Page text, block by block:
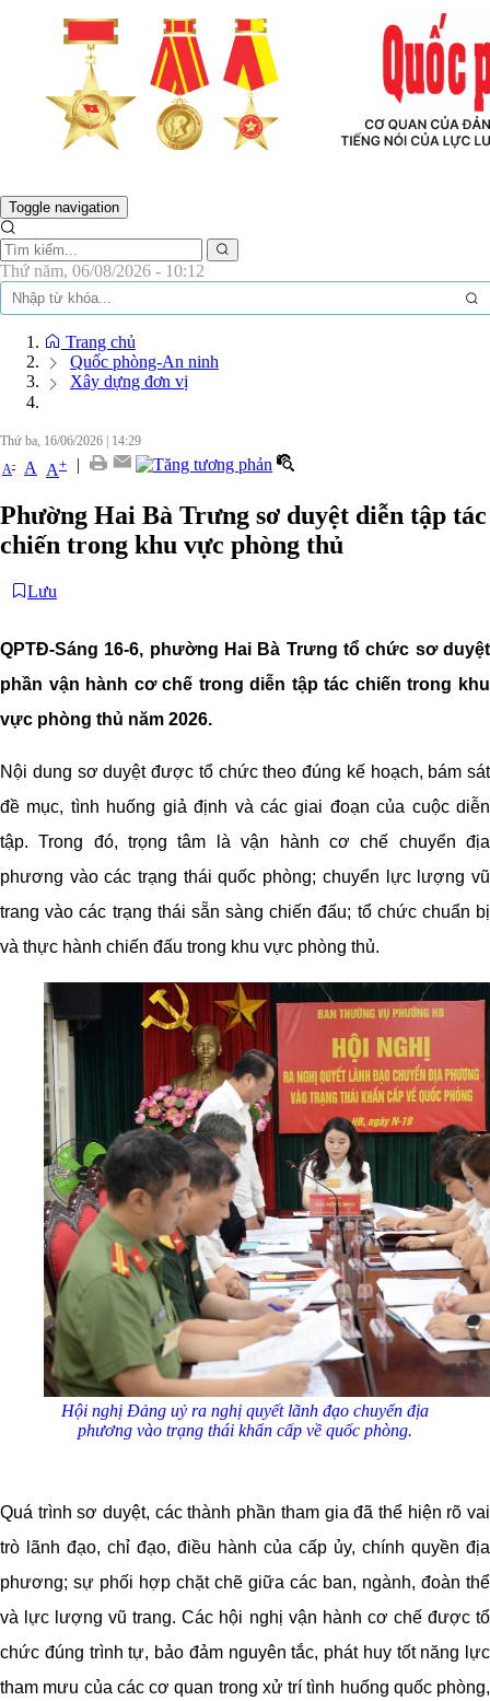
Toggle navigation
Thứ năm, 06/08/2026 - 10:12
Trang chủ
Quốc phòng-An ninh
Xây dựng đơn vị
Thứ ba, 16/06/2026 | 14:29
A- A A+ |
Phường Hai Bà Trưng sơ duyệt diễn tập tác
chiến trong khu vực phòng thủ
Lưu
QPTĐ-Sáng 16-6, phường Hai Bà Trưng tổ chức sơ duyệt
phần vận hành cơ chế trong diễn tập tác chiến trong khu
vực phòng thủ năm 2026.
Nội dung sơ duyệt được tổ chức theo đúng kế hoạch, bám sát
đề mục, tình huống giả định và các giai đoạn của cuộc diễn
tập. Trong đó, trọng tâm là vận hành cơ chế chuyển địa
phương vào các trạng thái quốc phòng; chuyển lực lượng vũ
trang vào các trạng thái sẵn sàng chiến đấu; tổ chức chuẩn bị
và thực hành chiến đấu trong khu vực phòng thủ.
Hội nghị Đảng uỷ ra nghị quyết lãnh đạo chuyển địa
phương vào trạng thái khẩn cấp về quốc phòng.
Quá trình sơ duyệt, các thành phần tham gia đã thể hiện rõ vai
trò lãnh đạo, chỉ đạo, điều hành của cấp ủy, chính quyền địa
phương; sự phối hợp chặt chẽ giữa các ban, ngành, đoàn thể
và lực lượng vũ trang. Các hội nghị vận hành cơ chế được tổ
chức đúng trình tự, bảo đảm nguyên tắc, phát huy tốt năng lực
tham mưu của các cơ quan trong xử trí tình huống quốc phòng,